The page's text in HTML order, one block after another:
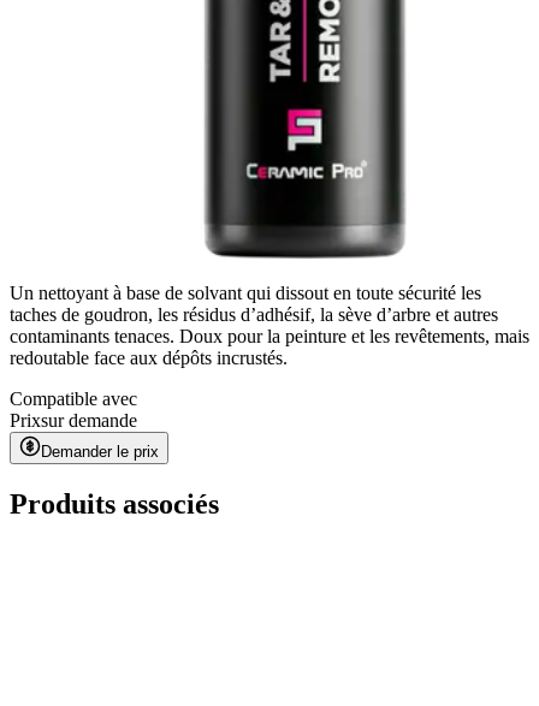
Un nettoyant à base de solvant qui dissout en toute sécurité les
taches de goudron, les résidus d’adhésif, la sève d’arbre et autres
contaminants tenaces. Doux pour la peinture et les revêtements, mais
redoutable face aux dépôts incrustés.
Compatible avec
Prixsur demande
Demander le prix
Produits associés